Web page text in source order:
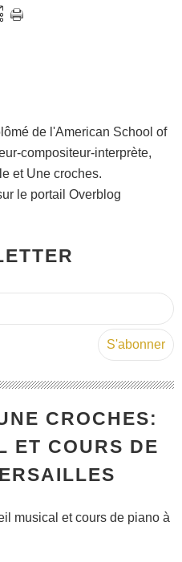
de l'American School of
compositeur-interprète,
et Une croches.
le portail Overblog
CROCHES:
ET COURS DE